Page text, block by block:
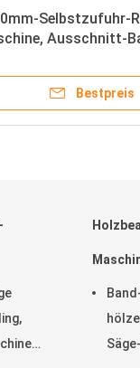
Selbstzufuhr-
Ausschnitt-
Bestpreis